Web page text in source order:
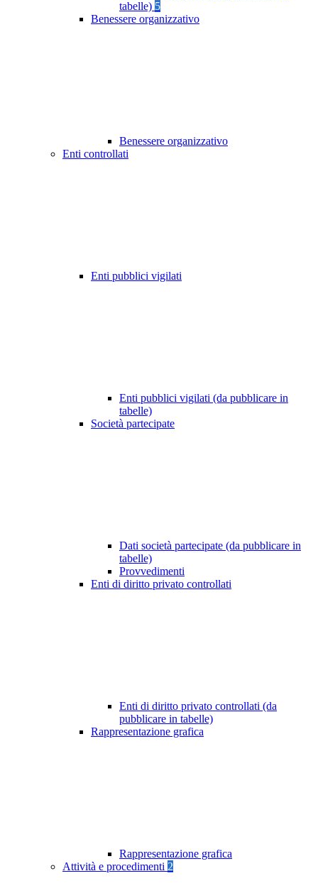
tabelle) 5
Benessere organizzativo
Benessere organizzativo
Enti controllati
Enti pubblici vigilati
Enti pubblici vigilati (da pubblicare in
tabelle)
Società partecipate
Dati società partecipate (da pubblicare in
tabelle)
Provvedimenti
Enti di diritto privato controllati
Enti di diritto privato controllati (da
pubblicare in tabelle)
Rappresentazione grafica
Rappresentazione grafica
Attività e procedimenti 2